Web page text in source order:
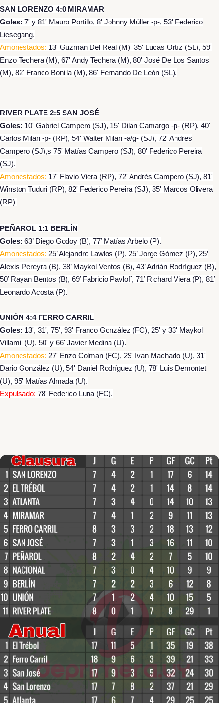
SAN LORENZO 4:0 MIRAMAR
Goles: 7' y 81' Mauro Portillo, 8' Johnny Müller -p-, 53' Federico
Liesegang.
Amonestados: 13' Guzmán Del Real (M), 35' Lucas Ortíz (SL), 59'
Enzo Techera (M), 67' Andy Techera (M), 80' José De Los Santos
(M), 82' Franco Bonilla (M), 86' Fernando De León (SL).
RIVER PLATE 2:5 SAN JOSÉ
Goles: 10' Gabriel Campero (SJ), 15' Dilan Camargo -p- (RP), 40'
Carlos Milán -p- (RP), 54' Walter Milan -a/g- (SJ), 72' Andrés
Campero (SJ),s 75' Matías Campero (SJ), 80' Federico Pereira
(SJ).
Amonestados: 17' Flavio Viera (RP), 72' Andrés Campero (SJ), 81'
Winston Tuduri (RP), 82' Federico Pereira (SJ), 85' Marcos Olivera
(RP).
PEÑAROL 1:1 BERLÍN
Goles: 63’ Diego Godoy (B), 77’ Matías Arbelo (P).
Amonestados: 25’ Alejandro Lawlos (P), 25’ Jorge Gómez (P), 25’
Alexis Pereyra (B), 38’ Maykol Ventos (B), 43’ Adrián Rodríguez (B),
50’ Rayan Bentos (B), 69’ Fabricio Pavloff, 71’ Richard Viera (P), 81’
Leonardo Acosta (P).
UNIÓN 4:4 FERRO CARRIL
Goles: 13', 31', 75', 93' Franco González (FC), 25' y 33' Maykol
Villamil (U), 50' y 66' Javier Medina (U).
Amonestados: 27' Enzo Colman (FC), 29' Ivan Machado (U), 31'
Dario González (U), 54' Daniel Rodríguez (U), 78' Luis Demontet
(U), 95' Matías Almada (U).
Expulsado: 78' Federico Luna (FC).